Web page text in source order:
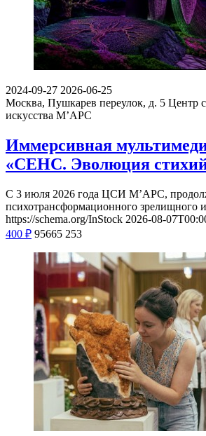
2024-09-27 2026-06-25
Москва, Пушкарев переулок, д. 5 Центр
искусства М’АРС
Иммерсивная
«СЕНС. Эволюция
С 3 июля 2026 года ЦСИ М’АРС,
психотрансформационного зрелищного
https://schema.org/InStock 2026-08-
400 ₽ 95665 253